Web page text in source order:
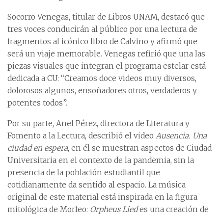
Socorro Venegas, titular de Libros UNAM, destacó que
tres voces conducirán al público por una lectura de
fragmentos al icónico libro de Calvino y afirmó que
será un viaje memorable. Venegas refirió que una las
piezas visuales que integran el programa estelar está
dedicada a CU: “Creamos doce videos muy diversos,
dolorosos algunos, ensoñadores otros, verdaderos y
potentes todos”.
Por su parte, Anel Pérez, directora de Literatura y
Fomento a la Lectura, describió el video Ausencia. Una
ciudad en espera, en él se muestran aspectos de Ciudad
Universitaria en el contexto de la pandemia, sin la
presencia de la población estudiantil que
cotidianamente da sentido al espacio. La música
original de este material está inspirada en la figura
mitológica de Morfeo: Orpheus Liedes una creación de